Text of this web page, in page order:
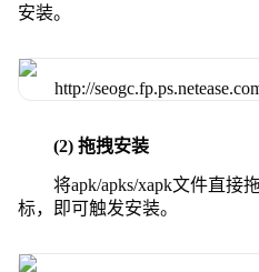
安装。
(2) 拖拽安装
将apk/apks/xapk文件直接
标，即可触发安装。